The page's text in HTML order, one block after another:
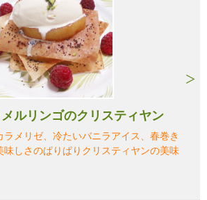
ルリンゴのクリスティヤン
ラメリゼ、冷たいバニラアイス、春巻き
味しさのぱりぱりクリスティヤンの美味